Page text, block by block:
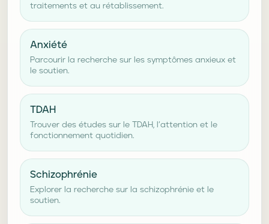
traitements et au rétablissement.
Anxiété
Parcourir la recherche sur les symptômes anxieux et
le soutien.
TDAH
Trouver des études sur le TDAH, l’attention et le
fonctionnement quotidien.
Schizophrénie
Explorer la recherche sur la schizophrénie et le
soutien.